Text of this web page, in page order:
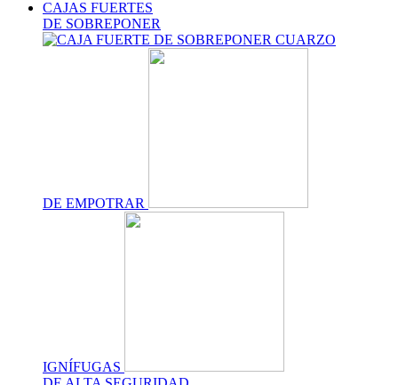
CAJAS FUERTES
DE SOBREPONER
DE EMPOTRAR
IGNÍFUGAS